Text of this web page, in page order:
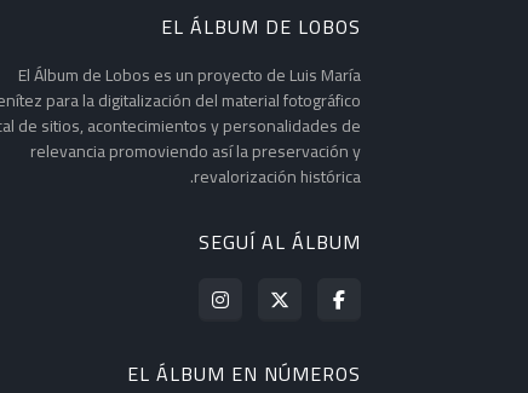
EL ÁLBUM DE LOBOS
El Álbum de Lobos es un proyecto de Luis María
para la digitalización del material fotográfico
de sitios, acontecimientos y personalidades de
relevancia promoviendo así la preservación y
revalorización histórica.
SEGUÍ AL ÁLBUM
EL ÁLBUM EN NÚMEROS